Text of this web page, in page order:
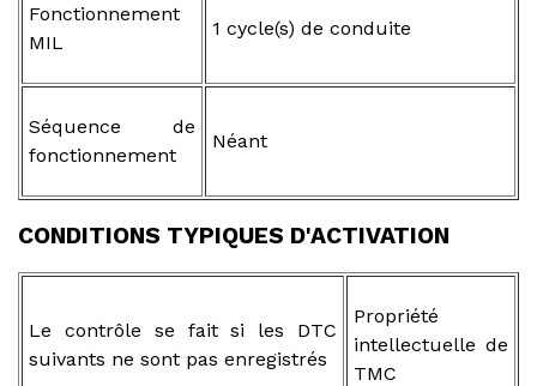
Fonctionnement
MIL
1 cycle(s) de conduite
Séquence de
fonctionnement
Néant
CONDITIONS TYPIQUES D'ACTIVATION
Le contrôle se fait si les DTC
suivants ne sont pas enregistrés
Propriété
intellectuelle de
TMC